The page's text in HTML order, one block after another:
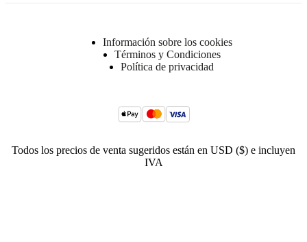
Información sobre los cookies
Términos y Condiciones
Política de privacidad
Todos los precios de venta sugeridos están en USD ($) e incluyen
IVA